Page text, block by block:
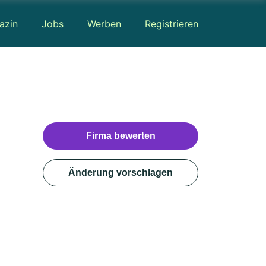
Jobs Werben Registrieren
Firma bewerten
Änderung vorschlagen